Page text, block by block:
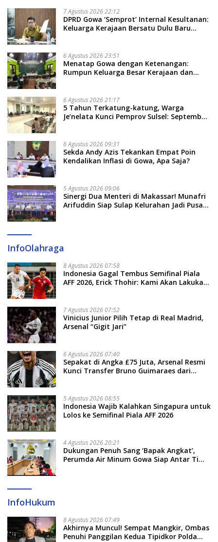
7 Agustus 2026 22:12
DPRD Gowa ‘Semprot’ Internal Kesultanan:
Keluarga Kerajaan Bersatu Dulu Baru
6 Agustus 2026 23:51
Menatap Gowa dengan Ketenangan:
Rumpun Keluarga Besar Kerajaan dan
Soal Adat dan Adab
6 Agustus 2026 21:17
5 Tahun Terkatung-katung, Warga
Je’nelata Kunci Pemprov Sulsel: September
6 Agustus 2026 09:31
Sekda Andy Azis Tekankan Empat Poin
Kendalikan Inflasi di Gowa, Apa Saja?
5 Agustus 2026 09:06
Sinergi Dua Menteri di Makassar! Munafri
Arifuddin Siap Sulap Kelurahan Jadi Pusat
InfoOlahraga
8 Agustus 2026 07:58
Indonesia Gagal Tembus Semifinal Piala
AFF 2026, Erick Thohir: Kami Akan Lakukan
7 Agustus 2026 07:52
Vinicius Junior Pilih Tetap di Real Madrid,
Arsenal “Gigit Jari”
6 Agustus 2026 07:40
Sepakat di Angka £75 Juta, Arsenal Resmi
Kunci Transfer Bruno Guimaraes dari
5 Agustus 2026 08:55
Indonesia Wajib Kalahkan Singapura untuk
Lolos ke Semifinal Piala AFF 2026
4 Agustus 2026 20:21
Dukungan Penuh Sang ‘Bapak Angkat’,
Perumda Air Minum Gowa Siap Antar Tim
InfoHukum
8 Agustus 2026 07:49
Akhirnya Muncul! Sempat Mangkir, Ombas
Penuhi Panggilan Kedua Tipidkor Polda